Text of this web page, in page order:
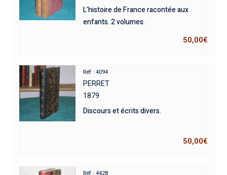
L’histoire de France racontée aux
enfants. 2 volumes.
50,00€
Réf : 4094
PERRET
1879
Discours et écrits divers.
50,00€
Réf : 4428